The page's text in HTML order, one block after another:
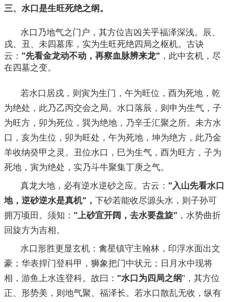
三、水口是生旺死绝之纲。
水口乃地气之门户，其方位吉凶关乎福泽深浅。辰、
戌、丑、未四墓库，实为生旺死绝四局之枢机。古诀
云： "先看金龙动不动，再察血脉辨来龙" ，此中玄机，尽
在四墓之变。
若水口居戌，则寅为生门，午为旺位，酉为死地，乾
为绝处，此乃乙丙交会之局。水口落辰，则申为生气，子
为旺方，卯为死位，巽为绝地，乃辛壬汇聚之所。未方水
口，亥为生位，卯为旺处，午为死地，坤为绝方，此乃金
羊收纳癸甲之灵。丑位水口，巳为生气，酉为旺方，子为
死地，寅为绝处，实乃斗牛聚集丁庚之气。
真龙大地，必有逆水逆砂之应。古云： "入山先看水口
地，逆砂逆水是真机"， 下砂若能收尽源头水，则子孙可
拥万顷田。须知： "上砂宜开阔，去水要盘旋" ，水势曲折
回旋方为吉相。
水口形胜更显玄机：禽星镇守主翰林，印浮水面出文
豪；华表捍门登科甲，狮象把门中状元；日月水中现将
相，游鱼上水连登科。故曰： "水口为四局之纲"，其方位
正、形势美，则地气聚、福泽长。若水口散乱无收，纵有